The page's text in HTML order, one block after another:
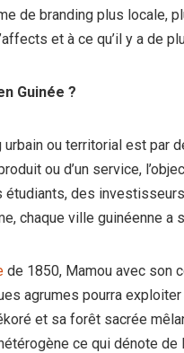
de branding plus locale,
et à ce qu’il y a de
Guinée ?
ou territorial est par
ou d’un service,
des
chaque ville guinéenne a
de 1850, Mamou avec son
agrumes pourra
et sa forêt sacrée
ce qui dénote